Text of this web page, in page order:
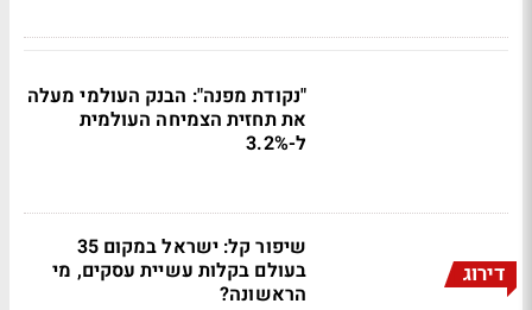
"נקודת מפנה": הבנק העולמי מעלה
את תחזית הצמיחה העולמית
ל-3.2%
דירוג
שיפור קל: ישראל במקום 35
בעולם בקלות עשיית עסקים, מי
הראשונה?